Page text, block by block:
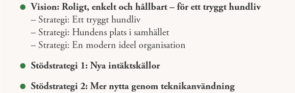
Vision: Roligt, enkelt och hållbart – för ett tryggt hundliv
– Strategi: Ett tryggt hundliv
– Strategi: Hundens plats i samhället
– Strategi: En modern ideel organisation
Stödstrategi 1: Nya intäktskällor
Stödstrategi 2: Mer nytta genom teknikanvändning